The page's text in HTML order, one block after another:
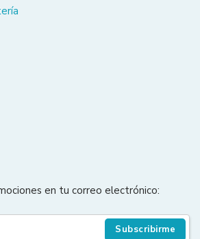
en tu correo electrónico:
Subscribirme